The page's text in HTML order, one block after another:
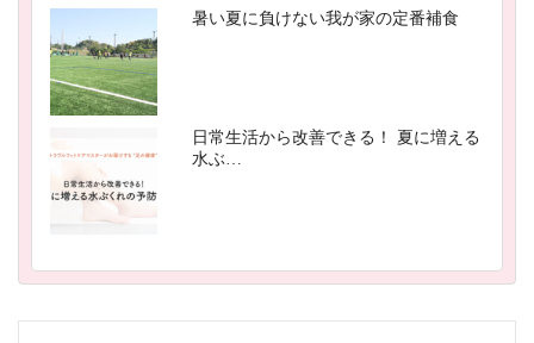
暑い夏に負けない我が家の定番補食
日常生活から改善できる！ 夏に増える
水ぶ…